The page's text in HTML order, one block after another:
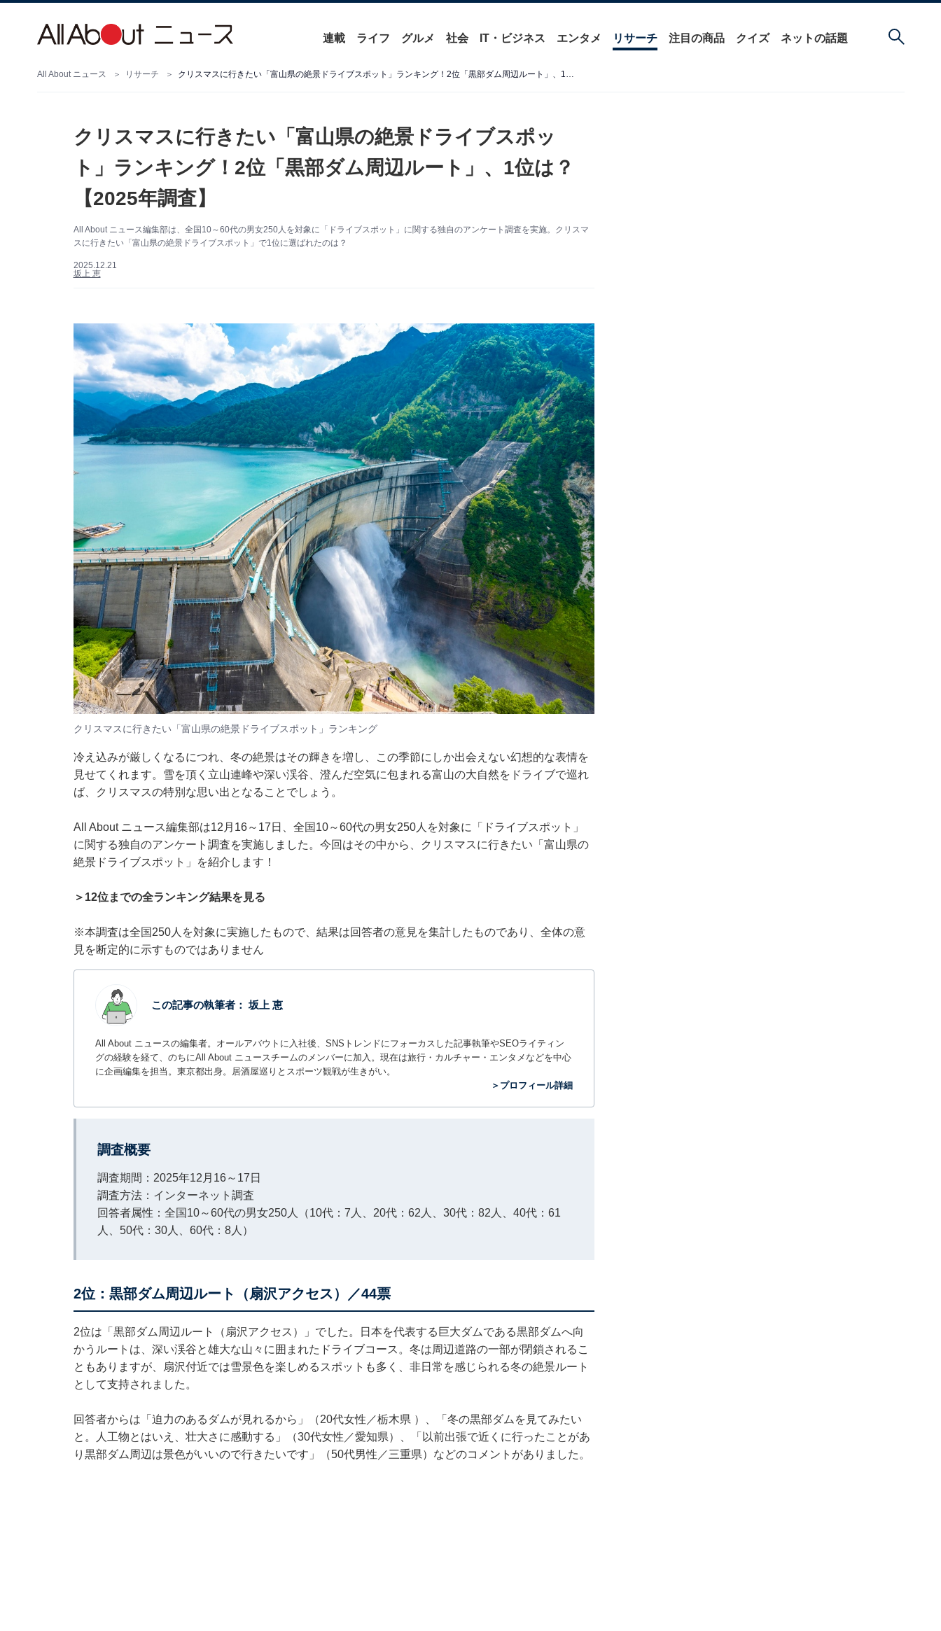
連載 ライフ グルメ 社会 IT・ビジネス エンタメ リサーチ 注目の商品 クイズ ネットの話題
All About ニュース リサーチ クリスマスに行きたい「富山県の絶景ドライブスポット」ランキング！2位「黒部ダム周辺ルート」、1位は？【2025年調査】
クリスマスに行きたい「富山県の絶景ドライブスポッ
ト」ランキング！2位「黒部ダム周辺ルート」、1位は？
【2025年調査】
All About ニュース編集部は、全国10～60代の男女250人を対象に「ドライブスポット」に関する独自のアンケート調査を実施。クリスマ
スに行きたい「富山県の絶景ドライブスポット」で1位に選ばれたのは？
2025.12.21
坂上 恵
クリスマスに行きたい「富山県の絶景ドライブスポット」ランキング
冷え込みが厳しくなるにつれ、冬の絶景はその輝きを増し、この季節にしか出会えない幻想的な表情を
見せてくれます。雪を頂く立山連峰や深い渓谷、澄んだ空気に包まれる富山の大自然をドライブで巡れ
ば、クリスマスの特別な思い出となることでしょう。
All About ニュース編集部は12月16～17日、全国10～60代の男女250人を対象に「ドライブスポット」
に関する独自のアンケート調査を実施しました。今回はその中から、クリスマスに行きたい「富山県の
絶景ドライブスポット」を紹介します！
＞12位までの全ランキング結果を見る
※本調査は全国250人を対象に実施したもので、結果は回答者の意見を集計したものであり、全体の意
見を断定的に示すものではありません
この記事の執筆者： 坂上 恵
All About ニュースの編集者。オールアバウトに入社後、SNSトレンドにフォーカスした記事執筆やSEOライティン
グの経験を経て、のちにAll About ニュースチームのメンバーに加入。現在は旅行・カルチャー・エンタメなどを中心
に企画編集を担当。東京都出身。居酒屋巡りとスポーツ観戦が生きがい。
＞プロフィール詳細
調査概要
調査期間：2025年12月16～17日
調査方法：インターネット調査
回答者属性：全国10～60代の男女250人（10代：7人、20代：62人、30代：82人、40代：61
人、50代：30人、60代：8人）
2位：黒部ダム周辺ルート（扇沢アクセス）／44票
2位は「黒部ダム周辺ルート（扇沢アクセス）」でした。日本を代表する巨大ダムである黒部ダムへ向
かうルートは、深い渓谷と雄大な山々に囲まれたドライブコース。冬は周辺道路の一部が閉鎖されるこ
ともありますが、扇沢付近では雪景色を楽しめるスポットも多く、非日常を感じられる冬の絶景ルート
として支持されました。
回答者からは「迫力のあるダムが見れるから」（20代女性／栃木県 ）、「冬の黒部ダムを見てみたい
と。人工物とはいえ、壮大さに感動する」（30代女性／愛知県）、「以前出張で近くに行ったことがあ
り黒部ダム周辺は景色がいいので行きたいです」（50代男性／三重県）などのコメントがありました。